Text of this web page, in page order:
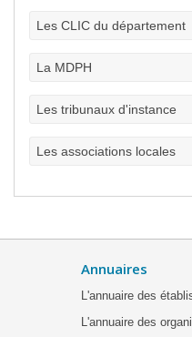
Les CLIC du département
La MDPH
Les tribunaux d'instance
Les associations locales
Annuaires
L'annuaire des
L'annuaire des